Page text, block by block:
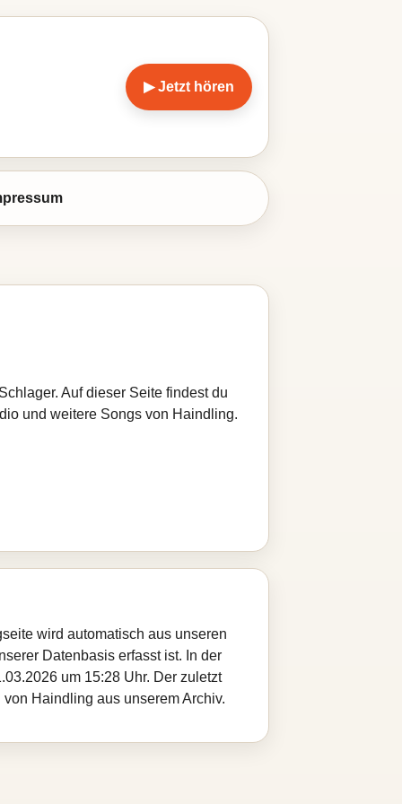
▶ Jetzt hören
Auf dieser Seite findest du
und weitere Songs von Haindling.
wird automatisch aus unseren
Datenbasis erfasst ist. In der
um 15:28 Uhr. Der zuletzt
Haindling aus unserem Archiv.